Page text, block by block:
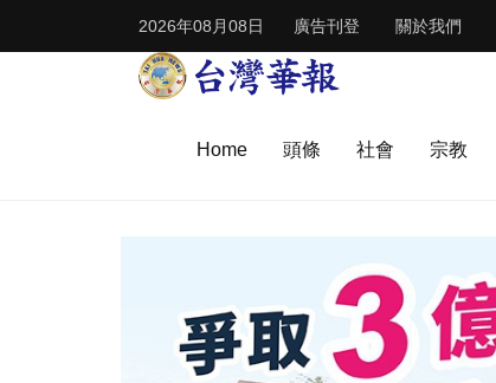
2026年08月08日 廣告刊登 關於我們
Home 頭條 社會 宗教